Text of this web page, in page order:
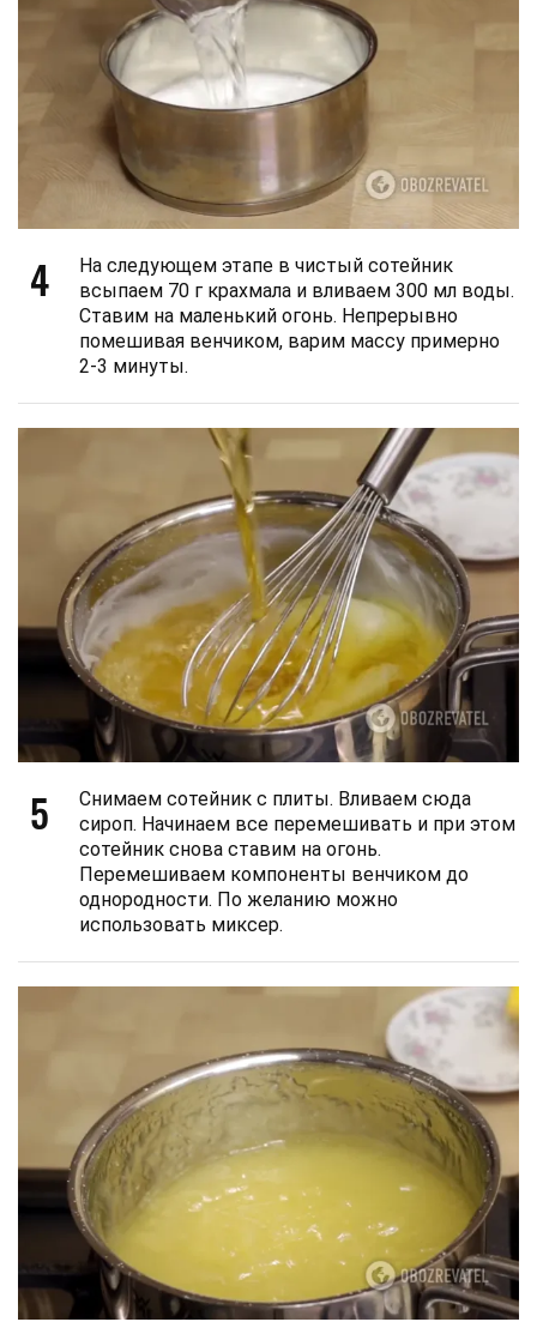
4
На следующем этапе в чистый сотейник
всыпаем 70 г крахмала и вливаем 300 мл воды.
Ставим на маленький огонь. Непрерывно
помешивая венчиком, варим массу примерно
2-3 минуты.
5
Снимаем сотейник с плиты. Вливаем сюда
сироп. Начинаем все перемешивать и при этом
сотейник снова ставим на огонь.
Перемешиваем компоненты венчиком до
однородности. По желанию можно
использовать миксер.